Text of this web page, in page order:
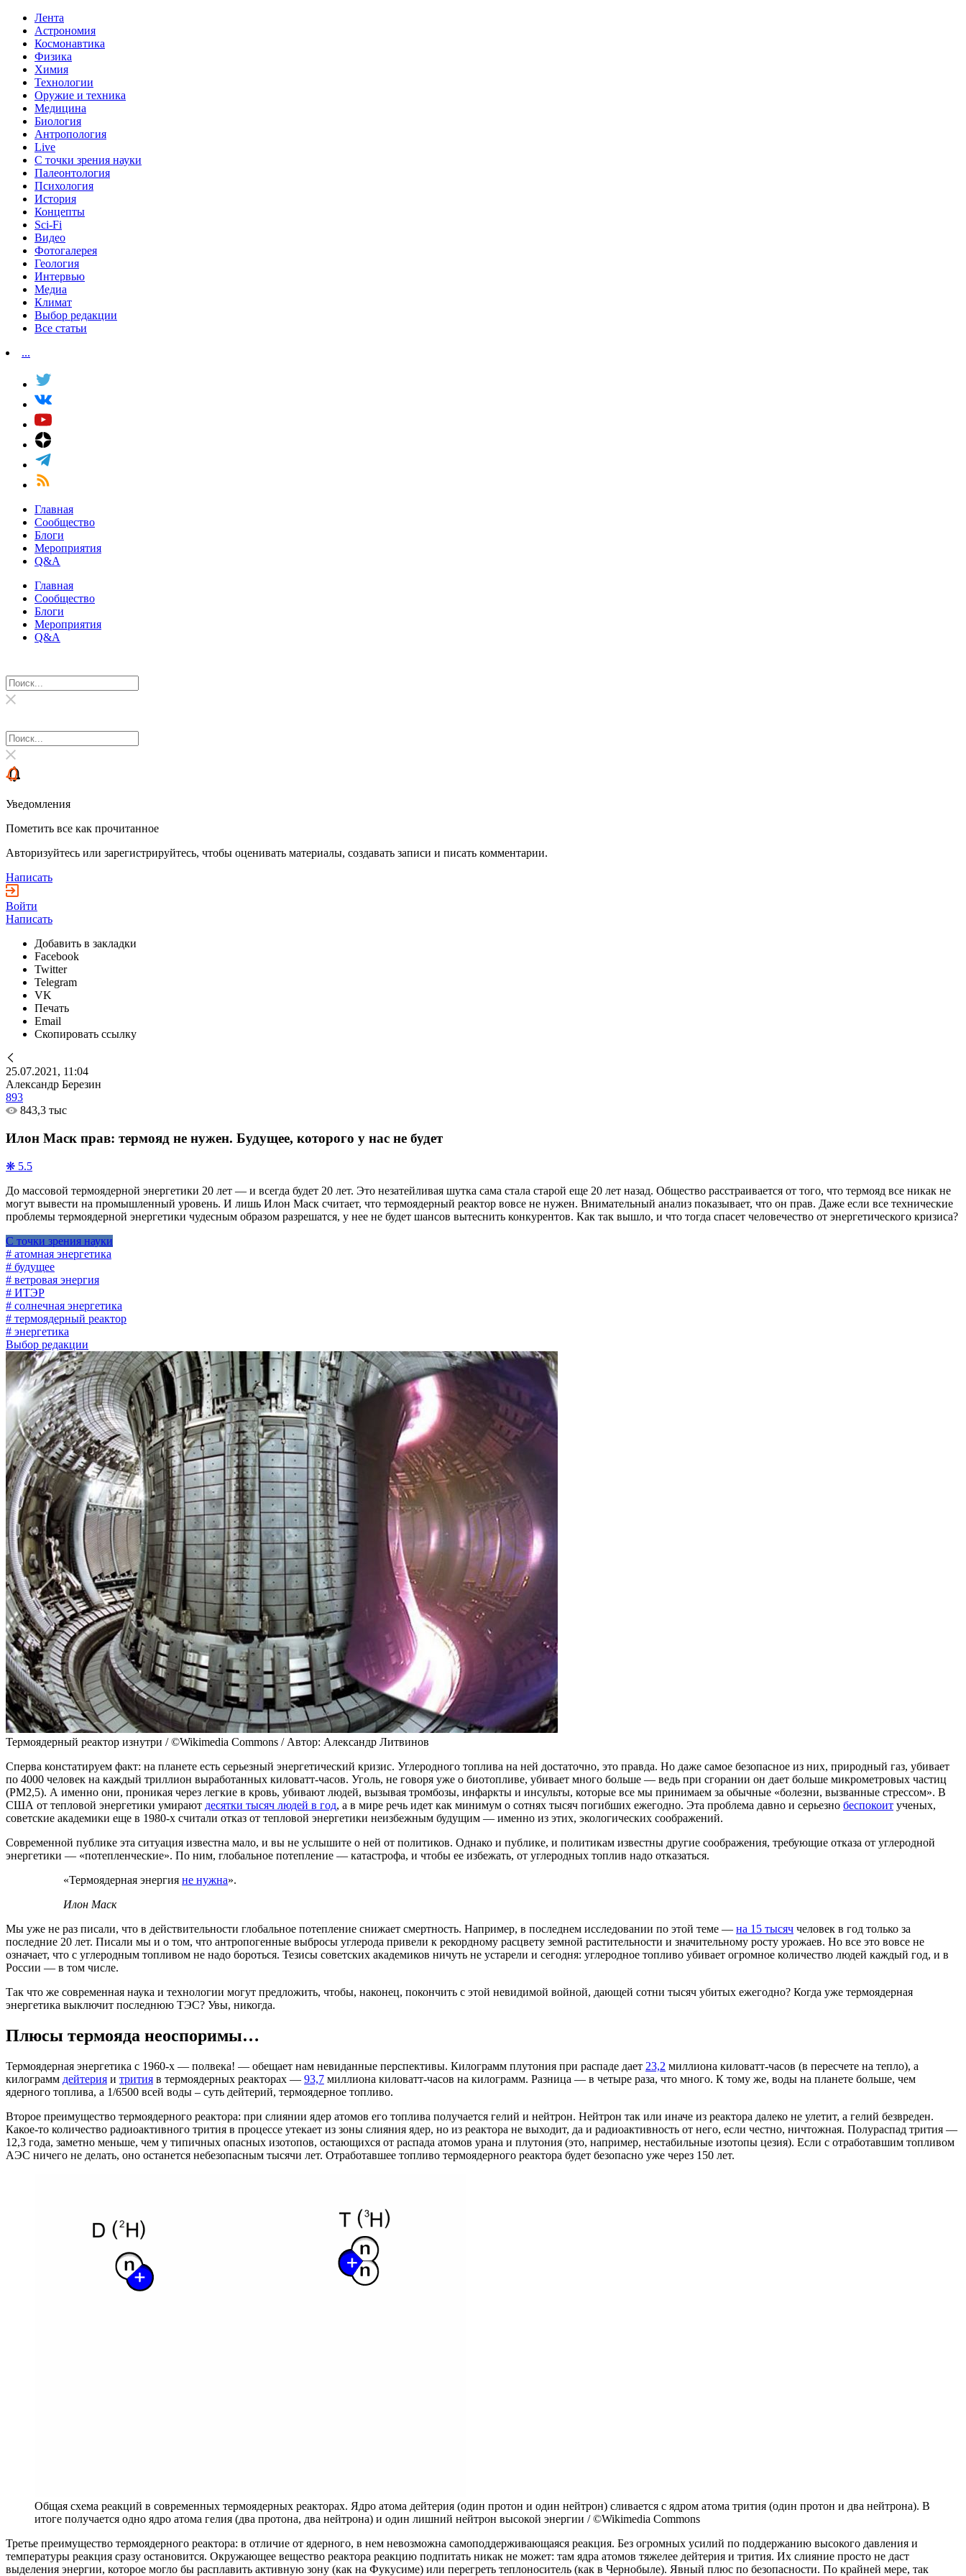
Лента
Астрономия
Космонавтика
Физика
Химия
Технологии
Оружие и техника
Медицина
Биология
Антропология
Live
С точки зрения науки
Палеонтология
Психология
История
Концепты
Sci-Fi
Видео
Фотогалерея
Геология
Интервью
Медиа
Климат
Выбор редакции
Все статьи
...
Главная
Сообщество
Блоги
Мероприятия
Q&A
Главная
Сообщество
Блоги
Мероприятия
Q&A
Уведомления
Пометить все как прочитанное
Авторизуйтесь или зарегистрируйтесь, чтобы оценивать материалы, создавать записи и писать комментарии.
Написать
Войти
Написать
Добавить в закладки
Facebook
Twitter
Telegram
VK
Печать
Email
Скопировать ссылку
25.07.2021, 11:04
Александр Березин
893
843,3 тыс
Илон Маск прав: термояд не нужен. Будущее, которого у нас не будет
❋ 5.5
До массовой термоядерной энергетики 20 лет — и всегда будет 20 лет. Это незатейливая шутка сама стала старой еще 20 лет назад. Общество расстраивается от того, что термояд все никак не
могут вывести на промышленный уровень. И лишь Илон Маск считает, что термоядерный реактор вовсе не нужен. Внимательный анализ показывает, что он прав. Даже если все технические
проблемы термоядерной энергетики чудесным образом разрешатся, у нее не будет шансов вытеснить конкурентов. Как так вышло, и что тогда спасет человечество от энергетического кризиса?
С точки зрения науки
# атомная энергетика
# будущее
# ветровая энергия
# ИТЭР
# солнечная энергетика
# термоядерный реактор
# энергетика
Выбор редакции
Термоядерный реактор изнутри / ©Wikimedia Commons / Автор: Александр Литвинов
Сперва констатируем факт: на планете есть серьезный энергетический кризис. Углеродного топлива на ней достаточно, это правда. Но даже самое безопасное из них, природный газ, убивает
по 4000 человек на каждый триллион выработанных киловатт-часов. Уголь, не говоря уже о биотопливе, убивает много больше — ведь при сгорании он дает больше микрометровых частиц
(PM2,5). А именно они, проникая через легкие в кровь, убивают людей, вызывая тромбозы, инфаркты и инсульты, которые все мы принимаем за обычные «болезни, вызванные стрессом». В
США от тепловой энергетики умирают десятки тысяч людей в год, а в мире речь идет как минимум о сотнях тысяч погибших ежегодно. Эта проблема давно и серьезно беспокоит ученых,
советские академики еще в 1980-х считали отказ от тепловой энергетики неизбежным будущим — именно из этих, экологических соображений.
Современной публике эта ситуация известна мало, и вы не услышите о ней от политиков. Однако и публике, и политикам известны другие соображения, требующие отказа от углеродной
энергетики — «потепленческие». По ним, глобальное потепление — катастрофа, и чтобы ее избежать, от углеродных топлив надо отказаться.
«Термоядерная энергия не нужна».
Илон Маск
Мы уже не раз писали, что в действительности глобальное потепление снижает смертность. Например, в последнем исследовании по этой теме — на 15 тысяч человек в год только за
последние 20 лет. Писали мы и о том, что антропогенные выбросы углерода привели к рекордному расцвету земной растительности и значительному росту урожаев. Но все это вовсе не
означает, что с углеродным топливом не надо бороться. Тезисы советских академиков ничуть не устарели и сегодня: углеродное топливо убивает огромное количество людей каждый год, и в
России — в том числе.
Так что же современная наука и технологии могут предложить, чтобы, наконец, покончить с этой невидимой войной, дающей сотни тысяч убитых ежегодно? Когда уже термоядерная
энергетика выключит последнюю ТЭС? Увы, никогда.
Плюсы термояда неоспоримы…
Термоядерная энергетика с 1960-х — полвека! — обещает нам невиданные перспективы. Килограмм плутония при распаде дает 23,2 миллиона киловатт-часов (в пересчете на тепло), а
килограмм дейтерия и трития в термоядерных реакторах — 93,7 миллиона киловатт-часов на килограмм. Разница — в четыре раза, что много. К тому же, воды на планете больше, чем
ядерного топлива, а 1/6500 всей воды – суть дейтерий, термоядерное топливо.
Второе преимущество термоядерного реактора: при слиянии ядер атомов его топлива получается гелий и нейтрон. Нейтрон так или иначе из реактора далеко не улетит, а гелий безвреден.
Какое-то количество радиоактивного трития в процессе утекает из зоны слияния ядер, но из реактора не выходит, да и радиоактивность от него, если честно, ничтожная. Полураспад трития —
12,3 года, заметно меньше, чем у типичных опасных изотопов, остающихся от распада атомов урана и плутония (это, например, нестабильные изотопы цезия). Если с отработавшим топливом
АЭС ничего не делать, оно останется небезопасным тысячи лет. Отработавшее топливо термоядерного реактора будет безопасно уже через 150 лет.
Общая схема реакций в современных термоядерных реакторах. Ядро атома дейтерия (один протон и один нейтрон) сливается с ядром атома трития (один протон и два нейтрона). В
итоге получается одно ядро атома гелия (два протона, два нейтрона) и один лишний нейтрон высокой энергии / ©Wikimedia Commons
Третье преимущество термоядерного реактора: в отличие от ядерного, в нем невозможна самоподдерживающаяся реакция. Без огромных усилий по поддержанию высокого давления и
температуры реакция сразу остановится. Окружающее вещество реактора реакцию подпитать никак не может: там ядра атомов тяжелее дейтерия и трития. Их слияние просто не даст
выделения энергии, которое могло бы расплавить активную зону (как на Фукусиме) или перегреть теплоноситель (как в Чернобыле). Явный плюс по безопасности. По крайней мере, так